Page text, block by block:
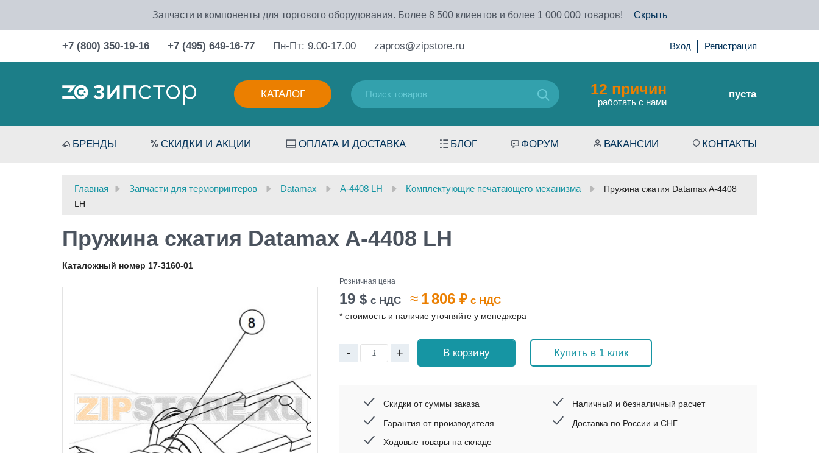
Запчасти и компоненты для торгового оборудования. Более 8 500 клиентов и более 1 000 000 товаров! Скрыть
+7 (800) 350-19-16 +7 (495) 649-16-77 Пн-Пт: 9.00-17.00 zapros@zipstore.ru Вход Регистрация
КАТАЛОГ 12 причин
работать с нами
пуста
БРЕНДЫ СКИДКИ И АКЦИИ ОПЛАТА И ДОСТАВКА БЛОГ ФОРУМ ВАКАНСИИ КОНТАКТЫ
Главная Запчасти для термопринтеров Datamax A-4408 LH Комплектующие печатающего механизма
Пружина сжатия Datamax A-4408
LH
Пружина сжатия Datamax A-4408 LH
Каталожный номер 17-3160-01
Розничная цена
19 $ с НДС ≈ 1 806 ₽ с НДС
* стоимость и наличие уточняйте у менеджера
- + В корзину Купить в 1 клик
Скидки от суммы заказа
Гарантия от производителя
Ходовые товары на складе
Наличный и безналичный расчет
Доставка по России и СНГ